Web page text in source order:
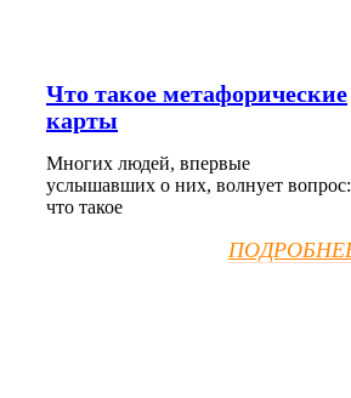
Что такое метафорические
карты
Многих людей, впервые
услышавших о них, волнует вопрос:
что такое